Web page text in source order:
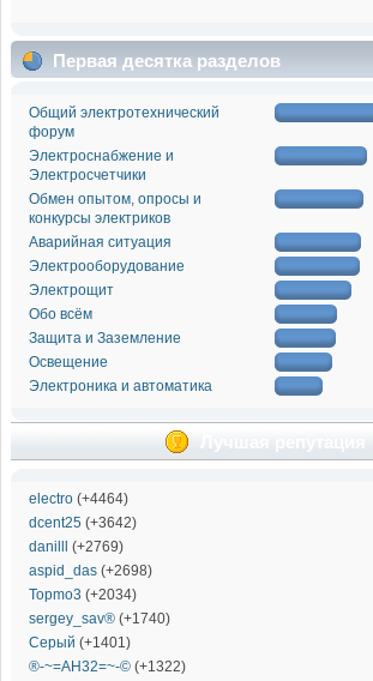
Первая десятка разделов
Общий электротехнический
форум
Электроснабжение и
Электросчетчики
Обмен опытом, опросы и
конкурсы электриков
Аварийная ситуация
Электрооборудование
Электрощит
Обо всём
Защита и Заземление
Освещение
Электроника и автоматика
electro(+4464)
dcent25(+3642)
danilll
(+2769)
aspid_das(+2698)
Topmo3 (+2034)
sergey_sav®(+1740)
Серый (+1401)
®-~=АН32=~-©(+1322)